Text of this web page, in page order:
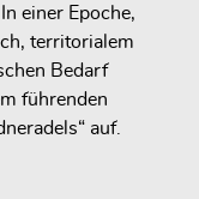
einer Epoche,
territorialem
Bedarf
führenden
auf.